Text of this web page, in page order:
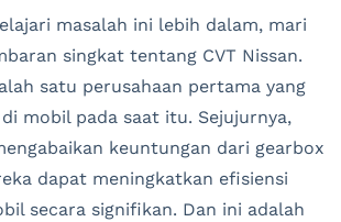
masalah ini lebih dalam, mari
singkat tentang CVT Nissan.
satu perusahaan pertama yang
di mobil pada saat itu. Sejujurnya,
keuntungan dari gearbox
dapat meningkatkan efisiensi
secara signifikan. Dan ini adalah